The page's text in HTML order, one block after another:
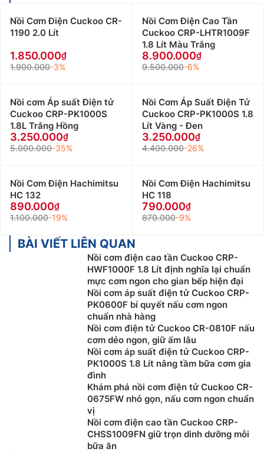
Nồi Cơm Điện Cuckoo CR-
1190 2.0 Lít
1.850.000
1.900.000-3%
Nồi Cơm Điện Cao Tần
Cuckoo CRP-LHTR1009F
1.8 Lít Màu Trắng
8.900.000
9.500.000-6%
Nồi cơm Áp suất Điện tử
Cuckoo CRP-PK1000S
1.8L Trắng Hồng
3.250.000
5.000.000-35%
Nồi Cơm Áp Suất Điện Tử
Cuckoo CRP-PK1000S 1.8
Lít Vàng - Đen
3.250.000
4.400.000-26%
Nồi Cơm Điện Hachimitsu
HC 132
890.000
1.100.000-19%
Nồi Cơm Điện Hachimitsu
HC 118
790.000
870.000-9%
BÀI VIẾT LIÊN QUAN
Nồi cơm điện cao tần Cuckoo CRP-
HWF1000F 1.8 Lít định nghĩa lại chuẩn
mực cơm ngon cho gian bếp hiện đại
Nồi cơm áp suất điện tử Cuckoo CRP-
PK0600F bí quyết nấu cơm ngon
chuẩn nhà hàng
Nồi cơm điện tử Cuckoo CR-0810F nấu
cơm dẻo ngon, giữ ấm lâu
Nồi cơm áp suất điện tử Cuckoo CRP-
PK1000S 1.8 Lít nâng tầm bữa cơm gia
đình
Khám phá nồi cơm điện tử Cuckoo CR-
0675FW nhỏ gọn, nấu cơm ngon chuẩn
vị
Nồi cơm điện cao tần Cuckoo CRP-
CHSS1009FN giữ trọn dinh dưỡng mỗi
bữa ăn